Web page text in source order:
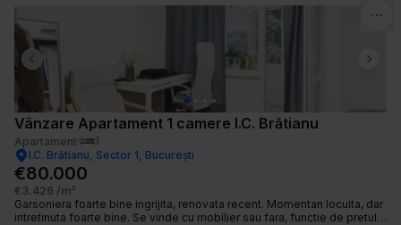
masiv. Proprietatea este pretabilă atât ca spațiu de locuit, cât și ca
investiție. Baia și bucătăria necesită renovare. În imobil nu este lift.
Camerele sunt înalte, 2,80m. În apropiere sunt Școala 79, Liceele Ion
Creangă și Gheorghe Șincai. Parcurile Tineretului și Carol sunt la 5-10
minute distanță, pe jos. La fel și stațiile de metrou Tineretului și Unirii.
Previous slide Next
Vânzare Apartament 1 camere I.C. Brătianu
Apartament
1
I.C. Brătianu, Sector 1, București
€80.000
€3.426 /m²
Garsoniera foarte bine ingrijita, renovata recent. Momentan locuita, dar
intretinuta foarte bine. Se vinde cu mobilier sau fara, functie de pretul